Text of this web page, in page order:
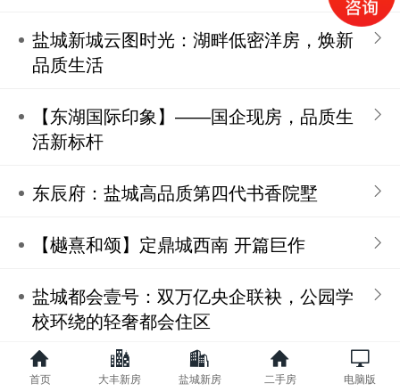
盐城新城云图时光：湖畔低密洋房，焕新
品质生活
【东湖国际印象】——国企现房，品质生
活新标杆
东辰府：盐城高品质第四代书香院墅
【樾熹和颂】定鼎城西南 开篇巨作
盐城都会壹号：双万亿央企联袂，公园学
校环绕的轻奢都会住区
招商·雍华府：中央前沿生活区的奢居典
首页 大丰新房 盐城新房 二手房 电脑版